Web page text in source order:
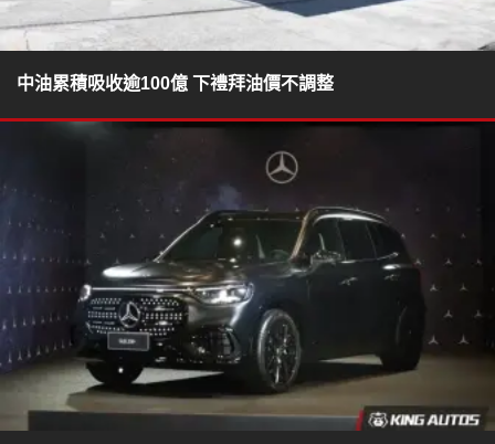
中油累積吸收逾100億 下禮拜油價不調整